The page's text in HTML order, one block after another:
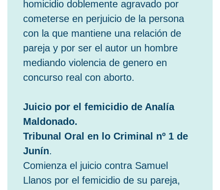
homicidio doblemente agravado por
cometerse en perjuicio de la persona
con la que mantiene una relación de
pareja y por ser el autor un hombre
mediando violencia de genero en
concurso real con aborto.
Juicio por el femicidio de Analía
Maldonado.
Tribunal Oral en lo Criminal nº 1 de
Junín.
Comienza el juicio contra Samuel
Llanos por el femicidio de su pareja,